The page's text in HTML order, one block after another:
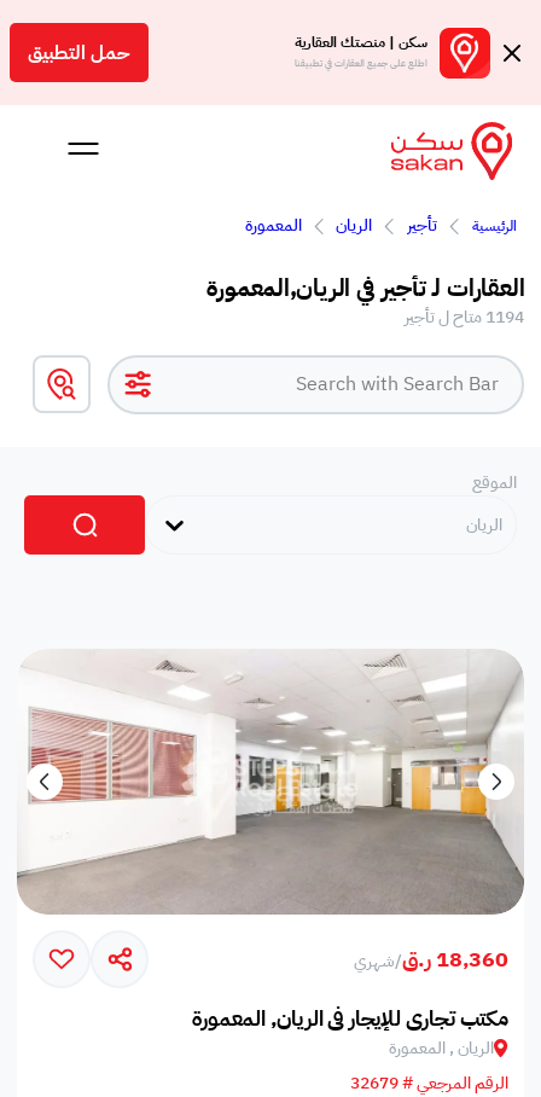
سكن | منصتك العقارية
اطلع على جميع العقارات في تطبيقنا حمل التطبيق
الرئيسية تأجير الريان المعمورة
العقارات لـ تأجير في الريان,المعمورة
1194 متاح ل تأجير
الموقع
الريان
18,360 ر.ق /شهري
مكتب تجاري للإيجار في الريان, المعمورة
الريان , المعمورة
الرقم المرجعي # 32679